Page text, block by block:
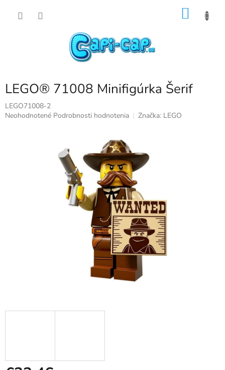
LEGO® 71008 Minifigúrka Šerif
LEGO71008-2
Priemerné
Neohodnotené Podrobnosti hodnotenia Značka: LEGO